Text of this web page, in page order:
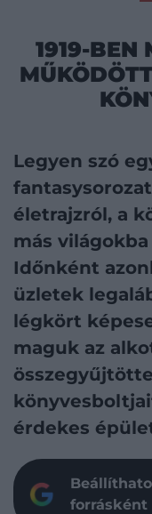
1919-BEN
Legyen szó
életrajzról, a
más
Időnként
üzletek
légkört
maguk az
érdekes
forrásként